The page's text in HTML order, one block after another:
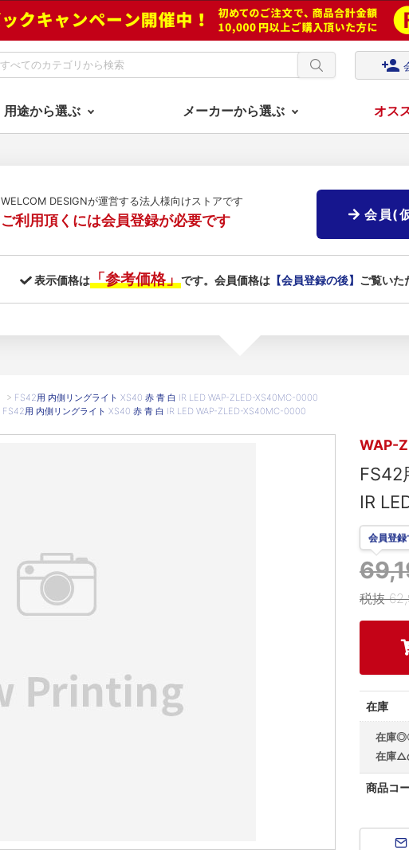
person_add
用途から選ぶ メーカーから選ぶ オス
WELCOM DESIGNが運営する法人様向けストアです
ご利用頂くには会員登録が必要です 会員(
表示価格は「参考価格」です。会員価格は【会員登録の後】 ご覧いた
> FS42用 内側リングライト XS40 赤 青 白 IR LED WAP-ZLED-XS40MC-0000
FS42用 内側リングライト XS40 赤 青 白 IR LED WAP-ZLED-XS40MC-0000
WAP-
FS42
IR
会員登録
税抜
商品コ
在庫◎
在庫△
在庫